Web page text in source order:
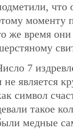
что
моменту
же время
7
не является
символ
такое
медные